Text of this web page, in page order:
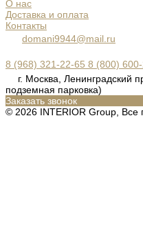
О нас
Доставка и оплата
Контакты
domani9944@mail.ru
8 (968) 321-22-65 8 (800)
г. Москва, Ленинградский
подземная парковка)
Заказать звонок
© 2026 INTERIOR Group,